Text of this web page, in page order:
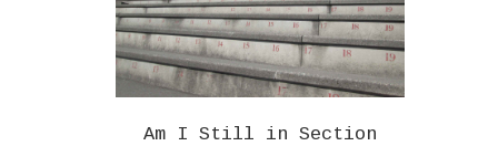
Am I Still in Section